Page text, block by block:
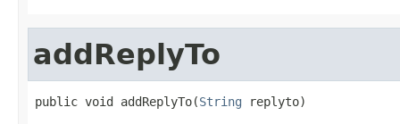
addReplyTo
public void addReplyTo(String replyto)